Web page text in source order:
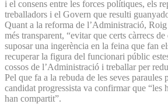
i el consens entre les forces polítiques, els
treballadors i el Govern que resulti
Quant a la reforma de l’Administració,
més transparent, “evitar que certs càrrecs
suposar una ingerència en la feina que fan
recuperar la figura del funcionari públic
cossos de l’Administració i treballar per
Pel que fa a la rebuda de les seves paraules
candidat progressista va confirmar que “les
han compartit”.